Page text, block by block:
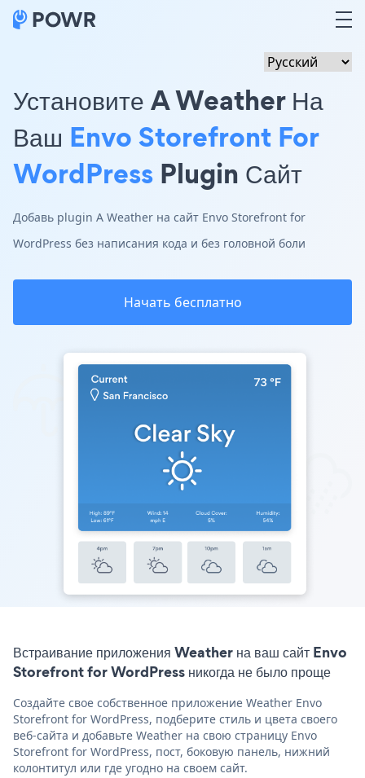
Установите A Weather На
Ваш Envo Storefront For
WordPress Plugin Сайт
Добавь plugin A Weather на сайт Envo Storefront for
WordPress без написания кода и без головной боли
Начать бесплатно
Встраивание приложения Weather на ваш сайт Envo
Storefront for WordPress никогда не было проще
Создайте свое собственное приложение Weather Envo
Storefront for WordPress, подберите стиль и цвета своего
веб-сайта и добавьте Weather на свою страницу Envo
Storefront for WordPress, пост, боковую панель, нижний
колонтитул или где угодно на своем сайт.